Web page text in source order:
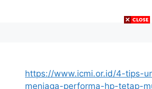
https://www.icmi.or.id/4-tips-
menjaga-performa-hp-tetap-